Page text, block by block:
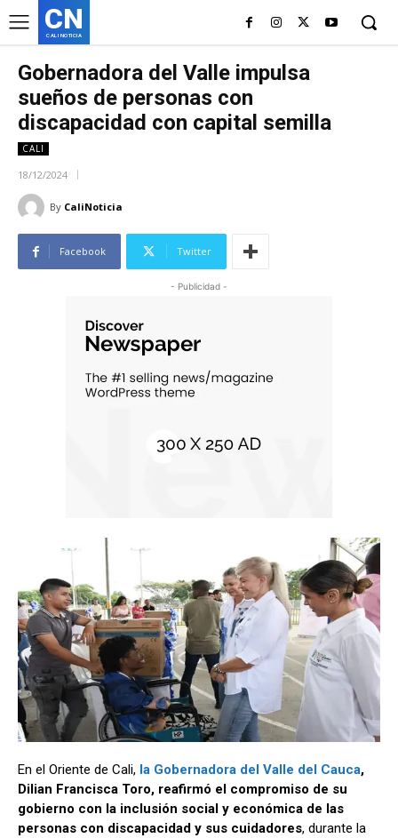
CN
CALI NOTICIA
Gobernadora del Valle impulsa
sueños de personas con
discapacidad con capital semilla
CALI
18/12/2024
By CaliNoticia
Facebook Twitter
- Publicidad -
En el Oriente de Cali, la Gobernadora del Valle del Cauca,
Dilian Francisca Toro, reafirmó el compromiso de su
gobierno con la inclusión social y económica de las
personas con discapacidad y sus cuidadores, durante la